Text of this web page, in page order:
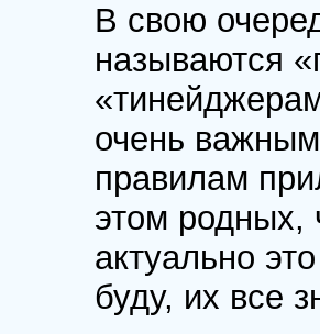
В свою
называются
очень
правилам
этом родных,
актуально
буду, их все